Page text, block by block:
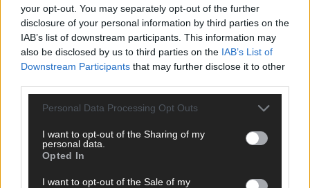
your opt-out. You may separately opt-out of the further
disclosure of your personal information by third parties on the
IAB’s list of downstream participants. This information may
also be disclosed by us to third parties on the IAB’s List of
Downstream Participants that may further disclose it to other
Personal Data Processing Opt Outs
I want to opt-out of the Sharing of my
personal data.
Opted In
I want to opt-out of the Sale of my